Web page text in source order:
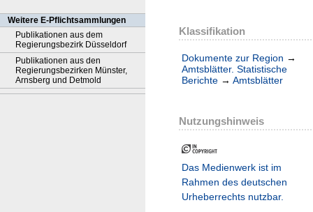
Weitere E-Pflichtsammlungen
Publikationen aus dem
Regierungsbezirk Düsseldorf
Publikationen aus den
Regierungsbezirken Münster,
Arnsberg und Detmold
Klassifikation
Dokumente zur Region →
Amtsblätter. Statistische
Berichte → Amtsblätter
Nutzungshinweis
Das Medienwerk ist im
Rahmen des deutschen
Urheberrechts nutzbar.